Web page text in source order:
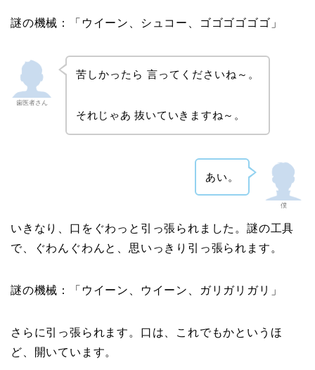
謎の機械：「ウイーン、シュコー、ゴゴゴゴゴゴ」
歯医者さん
苦しかったら 言ってくださいね～。
それじゃあ 抜いていきますね～。
僕
あい。
いきなり、口をぐわっと引っ張られました。謎の工具
で、ぐわんぐわんと、思いっきり引っ張られます。
謎の機械：「ウイーン、ウイーン、ガリガリガリ」
さらに引っ張られます。口は、これでもかというほ
ど、開いています。